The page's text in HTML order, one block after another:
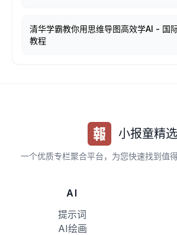
清华学霸教你用思维导图高效学AI - 国
教程
小报童精选
一个优质专栏聚合平台，为您快速找到值
AI
提示词
AI绘画